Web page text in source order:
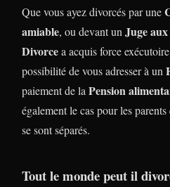
Que vous ayez divorcés par une
amiable, ou devant un Juge
Divorcea acquis force
possibilité de vous adresser à un
paiement de la Pension
également le cas pour les
se sont séparés.
Tout le monde peut il